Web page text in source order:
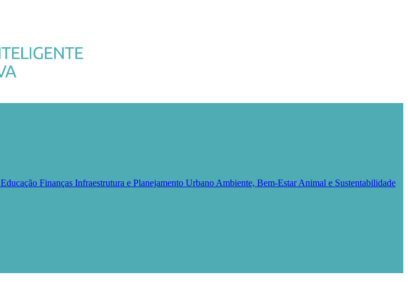
Educação Finanças Infraestrutura e Planejamento Urbano Ambiente, Bem-Estar Animal e Sustentabilidade